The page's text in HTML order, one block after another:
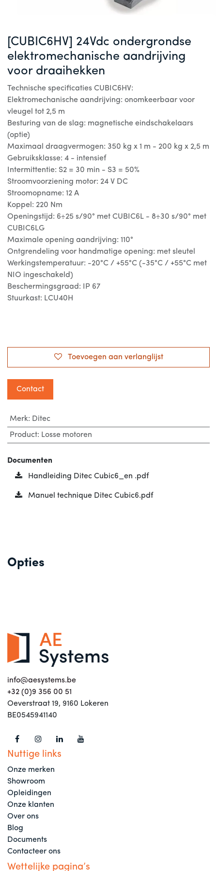
[CUBIC6HV] 24Vdc ondergrondse
elektromechanische aandrijving
voor draaihekken
Technische specificaties CUBIC6HV:
Elektromechanische aandrijving: onomkeerbaar voor
vleugel tot 2,5 m
Besturing van de slag: magnetische eindschakelaars
(optie)
Maximaal draagvermogen: 350 kg x 1 m - 200 kg x 2,5 m
Gebruiksklasse: 4 - intensief
Intermittentie: S2 = 30 min - S3 = 50%
Stroomvoorziening motor: 24 V DC
Stroomopname: 12 A
Koppel: 220 Nm
Openingstijd: 6÷25 s/90° met CUBIC6L - 8÷30 s/90° met
CUBIC6LG
Maximale opening aandrijving: 110°
Ontgrendeling voor handmatige opening: met sleutel
Werkingstemperatuur: -20°C / +55°C (-35°C / +55°C met
NIO ingeschakeld)
Beschermingsgraad: IP 67
Stuurkast: LCU40H
Toevoegen aan verlanglijst
Contact
Merk: Ditec
Product: Losse motoren
Documenten
Handleiding Ditec Cubic6_en .pdf
Manuel technique Ditec Cubic6.pdf
Opties
info@aesystems.be
+32 (0)9 356 00 51
Oeverstraat 19, 9160 Lokeren
BE0545941140
Nuttige links
Onze merken
Showroom
Opleidingen
Onze klanten
Over ons
Blog
Documents
Contacteer ons
Wettelijke pagina’s